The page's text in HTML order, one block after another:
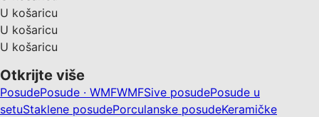
U košaricu
U košaricu
U košaricu
Otkrijte više
PosudePosude · WMFWMFSive posudePosude u
setuStaklene posudePorculanske posudeKeramičke